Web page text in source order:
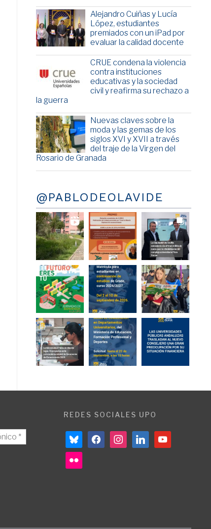
Alejandro Cuiñas y Lucía
López, estudiantes
premiados con un iPad por
evaluar la calidad docente
CRUE condena la violencia
contra instituciones
educativas y la sociedad
civil y reafirma su rechazo a
la guerra
Nuevas claves sobre la
moda y las gemas de los
siglos XVI y XVII a través
del traje de la Virgen del
Rosario de Granada
@PABLODEOLAVIDE
REDES SOCIALES UPO
blueskyfacebookinstagramlinkedin youtube
flickr